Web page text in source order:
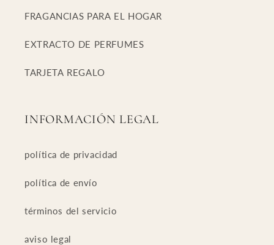
FRAGANCIAS PARA EL HOGAR
EXTRACTO DE PERFUMES
TARJETA REGALO
INFORMACIÓN LEGAL
política de privacidad
política de envío
términos del servicio
aviso legal